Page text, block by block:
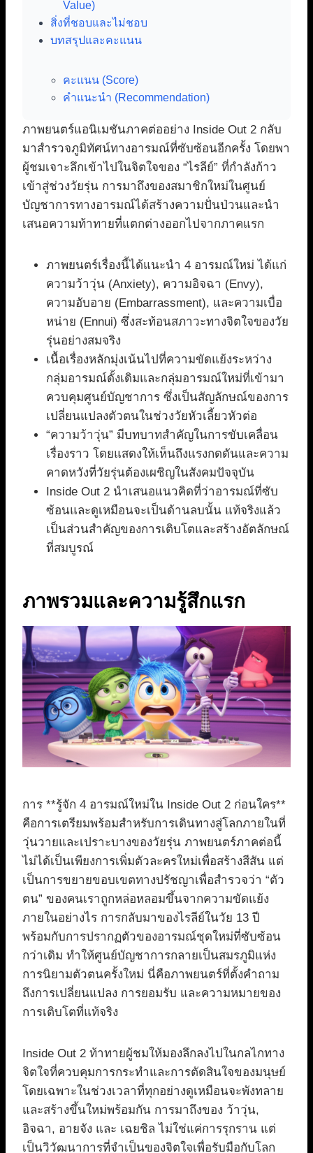
Value)
สิ่งที่ชอบและไม่ชอบ
บทสรุปและคะแนน
คะแนน (Score)
คำแนะนำ (Recommendation)
ภาพยนตร์แอนิเมชันภาคต่ออย่าง Inside Out 2 กลับ
มาสำรวจภูมิทัศน์ทางอารมณ์ที่ซับซ้อนอีกครั้ง โดยพา
ผู้ชมเจาะลึกเข้าไปในจิตใจของ “ไรลีย์” ที่กำลังก้าว
เข้าสู่ช่วงวัยรุ่น การมาถึงของสมาชิกใหม่ในศูนย์
บัญชาการทางอารมณ์ได้สร้างความปั่นป่วนและนำ
เสนอความท้าทายที่แตกต่างออกไปจากภาคแรก
ภาพยนตร์เรื่องนี้ได้แนะนำ 4 อารมณ์ใหม่ ได้แก่
ความว้าวุ่น (Anxiety), ความอิจฉา (Envy),
ความอับอาย (Embarrassment), และความเบื่อ
หน่าย (Ennui) ซึ่งสะท้อนสภาวะทางจิตใจของวัย
รุ่นอย่างสมจริง
เนื้อเรื่องหลักมุ่งเน้นไปที่ความขัดแย้งระหว่าง
กลุ่มอารมณ์ดั้งเดิมและกลุ่มอารมณ์ใหม่ที่เข้ามา
ควบคุมศูนย์บัญชาการ ซึ่งเป็นสัญลักษณ์ของการ
เปลี่ยนแปลงตัวตนในช่วงวัยหัวเลี้ยวหัวต่อ
“ความว้าวุ่น” มีบทบาทสำคัญในการขับเคลื่อน
เรื่องราว โดยแสดงให้เห็นถึงแรงกดดันและความ
คาดหวังที่วัยรุ่นต้องเผชิญในสังคมปัจจุบัน
Inside Out 2 นำเสนอแนวคิดที่ว่าอารมณ์ที่ซับ
ซ้อนและดูเหมือนจะเป็นด้านลบนั้น แท้จริงแล้ว
เป็นส่วนสำคัญของการเติบโตและสร้างอัตลักษณ์
ที่สมบูรณ์
ภาพรวมและความรู้สึกแรก
การ **รู้จัก 4 อารมณ์ใหม่ใน Inside Out 2 ก่อนใคร**
คือการเตรียมพร้อมสำหรับการเดินทางสู่โลกภายในที่
วุ่นวายและเปราะบางของวัยรุ่น ภาพยนตร์ภาคต่อนี้
ไม่ได้เป็นเพียงการเพิ่มตัวละครใหม่เพื่อสร้างสีสัน แต่
เป็นการขยายขอบเขตทางปรัชญาเพื่อสำรวจว่า “ตัว
ตน” ของคนเราถูกหล่อหลอมขึ้นจากความขัดแย้ง
ภายในอย่างไร การกลับมาของไรลีย์ในวัย 13 ปี
พร้อมกับการปรากฏตัวของอารมณ์ชุดใหม่ที่ซับซ้อน
กว่าเดิม ทำให้ศูนย์บัญชาการกลายเป็นสมรภูมิแห่ง
การนิยามตัวตนครั้งใหม่ นี่คือภาพยนตร์ที่ตั้งคำถาม
ถึงการเปลี่ยนแปลง การยอมรับ และความหมายของ
การเติบโตที่แท้จริง
Inside Out 2 ท้าทายผู้ชมให้มองลึกลงไปในกลไกทาง
จิตใจที่ควบคุมการกระทำและการตัดสินใจของมนุษย์
โดยเฉพาะในช่วงเวลาที่ทุกอย่างดูเหมือนจะพังทลาย
และสร้างขึ้นใหม่พร้อมกัน การมาถึงของ ว้าวุ่น,
อิจฉา, อายจัง และ เฉยชิล ไม่ใช่แค่การรุกราน แต่
เป็นวิวัฒนาการที่จำเป็นของจิตใจเพื่อรับมือกับโลก